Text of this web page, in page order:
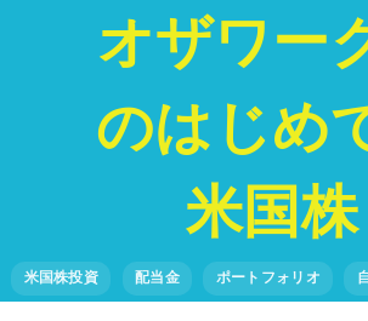
オザワー
のはじめ
米国株
米国株投資 配当金 ポートフォリオ